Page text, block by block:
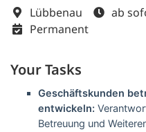
Lübbenau ab
Permanent
Your Tasks
Geschäftskunden
entwickeln:
Betreuung und